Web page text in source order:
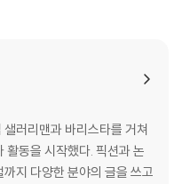
러리맨과 바리스타를 거쳐
활동을 시작했다. 픽션과 논
지 다양한 분야의 글을 쓰고